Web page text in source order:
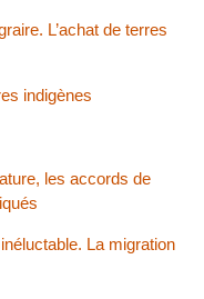
L’achat de terres
indigènes
les accords de
La migration